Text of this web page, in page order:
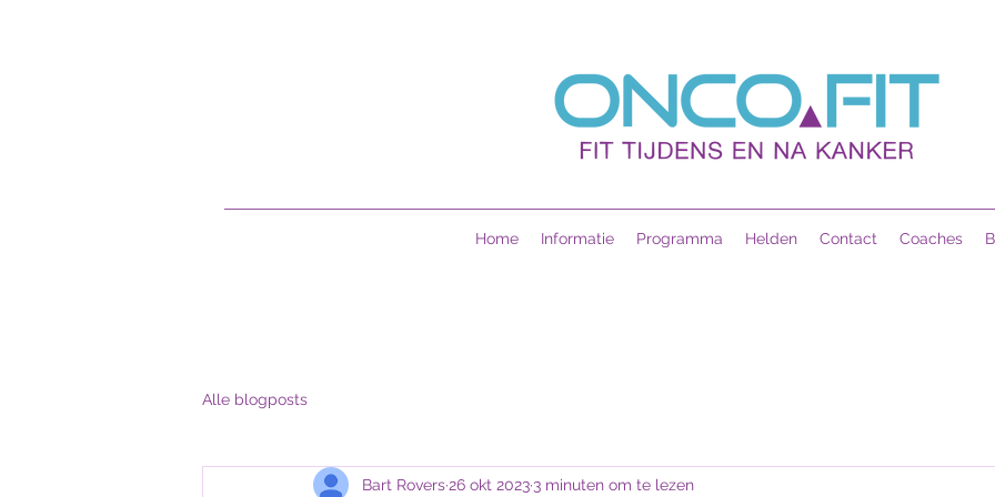
Home Informatie Programma Helden Contact Coaches
Alle blogposts
Bart Rovers26 okt 2023 3 minuten om te lezen